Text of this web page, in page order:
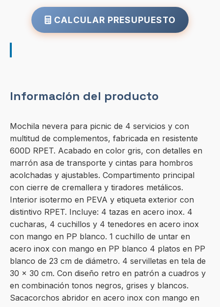
CALCULAR PRESUPUESTO
Información del producto
Mochila nevera para picnic de 4 servicios y con
multitud de complementos, fabricada en resistente
600D RPET. Acabado en color gris, con detalles en
marrón asa de transporte y cintas para hombros
acolchadas y ajustables. Compartimento principal
con cierre de cremallera y tiradores metálicos.
Interior isotermo en PEVA y etiqueta exterior con
distintivo RPET. Incluye: 4 tazas en acero inox. 4
cucharas, 4 cuchillos y 4 tenedores en acero inox
con mango en PP blanco. 1 cuchillo de untar en
acero inox con mango en PP blanco 4 platos en PP
blanco de 23 cm de diámetro. 4 servilletas en tela de
30 x 30 cm. Con diseño retro en patrón a cuadros y
en combinación tonos negros, grises y blancos.
Sacacorchos abridor en acero inox con mango en